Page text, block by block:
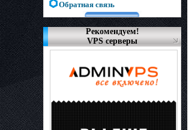
Обратная связь
Рекомендуем!
VPS серверы